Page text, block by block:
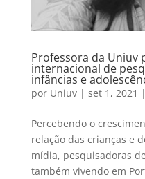
Professora da Uniuv
internacional de
infâncias e
por Uniuv| set 1, 2021 |
Percebendo o
relação das crianças e
mídia, pesquisadoras
também vivendo em